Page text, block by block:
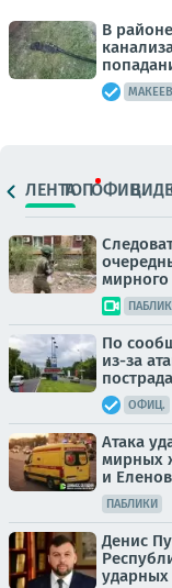
В
ЛЕНТАТОПОФИЦ.
По
из-за
ОФИЦ.
Атака
мирных
и
ПАБЛИКИ
Денис